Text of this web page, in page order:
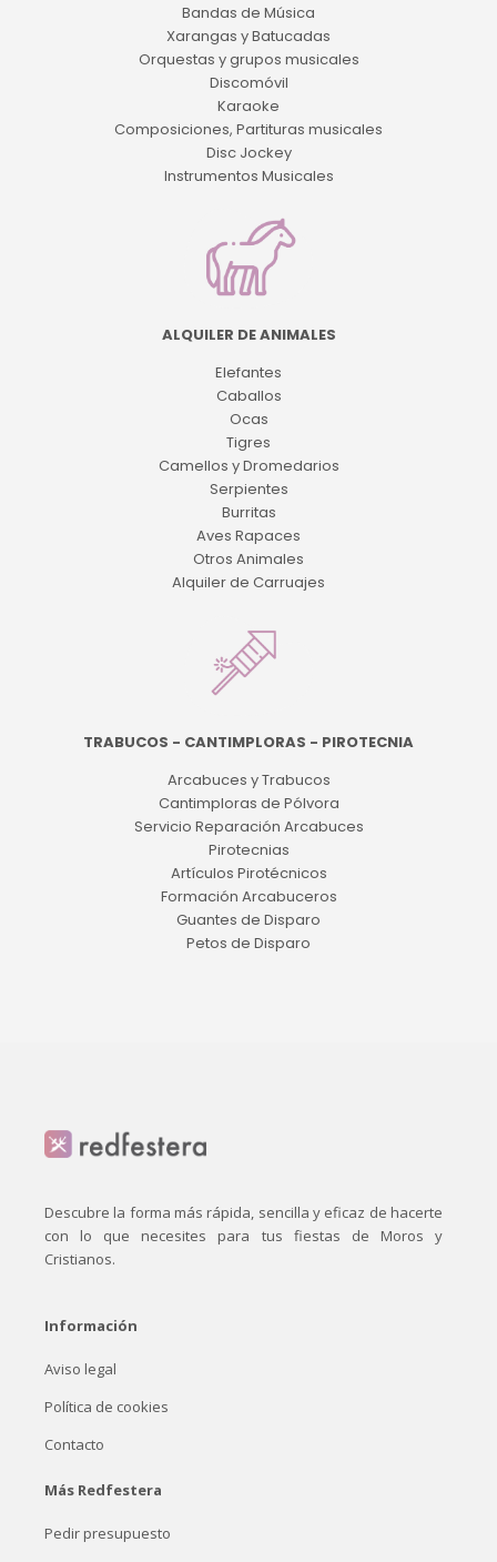
Bandas de Música
Xarangas y Batucadas
Orquestas y grupos musicales
Discomóvil
Karaoke
Composiciones, Partituras musicales
Disc Jockey
Instrumentos Musicales
ALQUILER DE ANIMALES
Elefantes
Caballos
Ocas
Tigres
Camellos y Dromedarios
Serpientes
Burritas
Aves Rapaces
Otros Animales
Alquiler de Carruajes
TRABUCOS - CANTIMPLORAS - PIROTECNIA
Arcabuces y Trabucos
Cantimploras de Pólvora
Servicio Reparación Arcabuces
Pirotecnias
Artículos Pirotécnicos
Formación Arcabuceros
Guantes de Disparo
Petos de Disparo
Descubre la forma más rápida, sencilla y eficaz de hacerte
con lo que necesites para tus fiestas de Moros y
Cristianos.
Información
Aviso legal
Política de cookies
Contacto
Más Redfestera
Pedir presupuesto